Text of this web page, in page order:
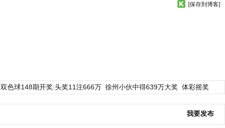
[保存到博客]
双色球148期开奖:头奖11注666万 徐州小伙中得639万大奖 体彩摇奖
我要发布